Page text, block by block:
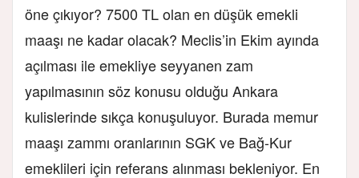
öne çıkıyor? 7500 TL olan en düşük emekli
maaşı ne kadar olacak? Meclis’in Ekim ayında
açılması ile emekliye seyyanen zam
yapılmasının söz konusu olduğu Ankara
kulislerinde sıkça konuşuluyor. Burada memur
maaşı zammı oranlarının SGK ve Bağ-Kur
emeklileri için referans alınması bekleniyor. En